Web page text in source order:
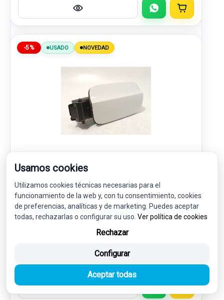
-5% USADO NOVEDAD
TAPA EXTERIOR COMBUSTIBLE 8W8809907GRU
8W8809906A
AUDI A5 SPORTBACK (F5A, F5F) 35 TDI
35,00 €
33,25 € sin IVA.
OEM: 8W8809907GRU
Garantía 1 año Envío 24-48h
Usamos cookies
Utilizamos cookies técnicas necesarias para el
funcionamiento de la web y, con tu consentimiento, cookies
de preferencias, analíticas y de marketing. Puedes aceptar
todas, rechazarlas o configurar su uso. Ver política de cookies
Rechazar
Configurar
Aceptar todas